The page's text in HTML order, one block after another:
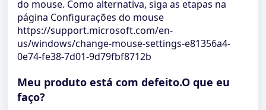
do mouse. Como alternativa, siga as etapas na
página Configurações do mouse
https://support.microsoft.com/en-
us/windows/change-mouse-settings-e81356a4-
0e74-fe38-7d01-9d79fbf8712b
Meu produto está com defeito.O que eu
faço?